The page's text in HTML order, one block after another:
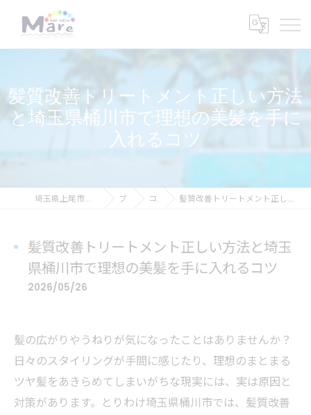
髪質改善トリートメント正しい方法
と埼玉県桶川市で理想の美髪を手に
入れるコツ
埼玉県上尾市の美容室ならhair salon Mare ブログ コラム 髪質改善トリートメント正しい方法と埼玉県桶川市で理想の美髪を手に入れるコツ
髪質改善トリートメント正しい方法と埼玉
県桶川市で理想の美髪を手に入れるコツ
2026/05/26
髪の広がりやうねりが気になったことはありませんか？
日々のスタイリングが手間に感じたり、理想のまとまる
ツヤ髪をあきらめてしまいがちな現実には、実は原因と
対策があります。とりわけ埼玉県桶川市では、髪質改善